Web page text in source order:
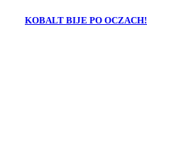
KOBALT BIJE PO OCZACH!